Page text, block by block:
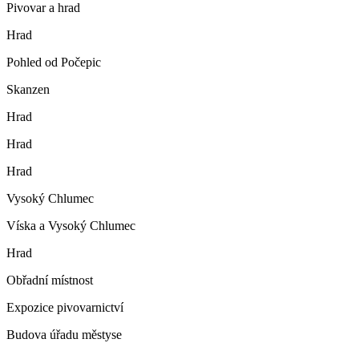
Pivovar a hrad
Hrad
Pohled od Počepic
Skanzen
Hrad
Hrad
Hrad
Vysoký Chlumec
Víska a Vysoký Chlumec
Hrad
Obřadní místnost
Expozice pivovarnictví
Budova úřadu městyse